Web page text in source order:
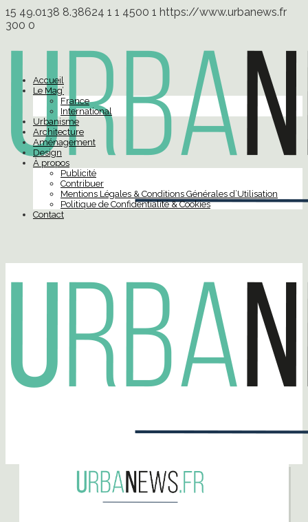
15 49.0138 8.38624 1 1 4500 1 https://www.urbanews.fr
300 0
Accueil
Le Mag’
France
International
Urbanisme
Architecture
Aménagement
Design
À propos
Publicité
Contribuer
Mentions Légales & Conditions Générales d’Utilisation
Politique de Confidentialité & Cookies
Contact